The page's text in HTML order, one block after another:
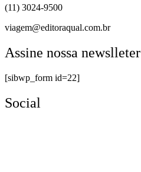
(11) 3024-9500
viagem@editoraqual.com.br
Assine nossa newslleter
[sibwp_form id=22]
Social